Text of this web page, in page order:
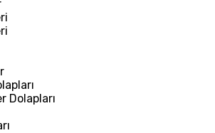
Dolapları